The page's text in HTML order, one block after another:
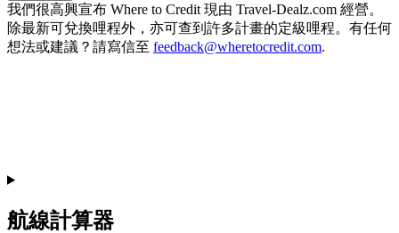
我們很高興宣布 Where to Credit 現由 Travel-Dealz.com 經營。
除最新可兌換哩程外，亦可查到許多計畫的定級哩程。有任何
想法或建議？請寫信至 feedback@wheretocredit.com.
航線計算器